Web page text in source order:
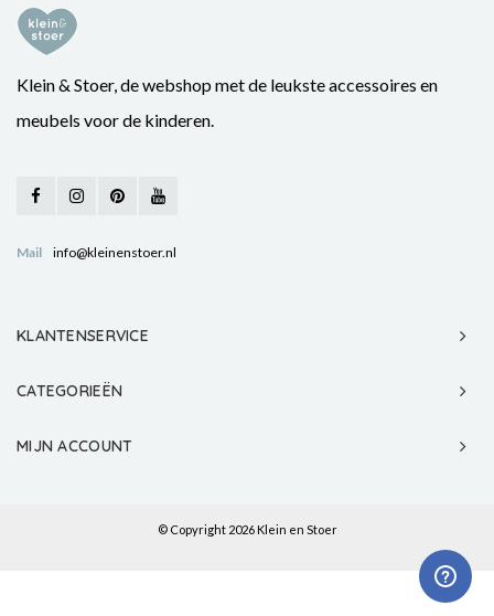
Klein & Stoer, de webshop met de leukste accessoires en
meubels voor de kinderen.
Mail info@kleinenstoer.nl
KLANTENSERVICE
CATEGORIEËN
MIJN ACCOUNT
© Copyright 2026 Klein en Stoer